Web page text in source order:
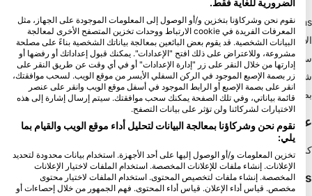
Blue Oceans
الأسئلة الشائعة
سياسة الخصوصية
شروط الاستخدام
بصمة
عضويه
كن شريكا
HEAD Watersports
الضرورية للغاية فقط.
نقوم نحن وشركاؤنا بتخزين و/أو الوصول إلى المعلومات الموجودة على الجهاز، مثل
المعرفات الفريدة في cookie الارتباط ووحدات تخزين المتصفح الأخرى لمعالجة
البيانات الشخصية. قد يقوم بعض البائعين بمعالجة بياناتك الشخصية بناءً على مصلحة
مشروعة، وللاعتراض على ذلك افتح "الإعدادات". يمكنك قبول إعداداتك أو رفضها أو
إدارتها من خلال النقر على زر "إدارة الإعدادات" أو في أي وقت عن طريق النقر على
زر بصمة الإصبع الموجود في الركن السفلي الأيسر من موقع الويب. لسحب موافقتك،
انقر على بصمة الإصبع أو الرابط الموجود في أسفل موقع الويب وانقر على عنصر
قائمة بياناتي، وفي تلك الصفحة يمكنك سحب موافقتك. سيتم إرسال إشارة إلى هذه
الاختيارات لشركائنا ولن تؤثر على بيانات التصفح.
نقوم نحن وشركاؤنا بمعالجة البيانات لتحليل أداء موقع الويب والقيام بما
يلي:
تخزين المعلومات و/أو الوصول إليها على أحد الأجهزة. استخدام بيانات محدودة لتحديد
الإعلانات. إنشاء ملفات للإعلانات المخصصة. استخدام الملفات لاختيار الإعلانات
المخصصة. إنشاء ملفات لتخصيص المحتوى. استخدام الملفات لاختيار محتوى
مخصص. قياس أداء الإعلان. قياس أداء المحتوى. فهم الجمهور من خلال إحصاءات أو